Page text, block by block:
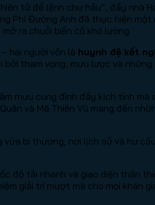
tử để lệnh chư hầu”, đẩy
Phi Đường Anh đã thực hiện
ra chuỗi biến cố khó lường.
hai người vốn là huynh đệ kết
tham vọng, mưu lược và
mưu cung đình đầy kịch tính
và Mã Thiên Vũ mang đến
bi thương, nơi lịch sử và hư
độ tải nhanh và giao diện thân
giải trí mượt mà cho mọi khán